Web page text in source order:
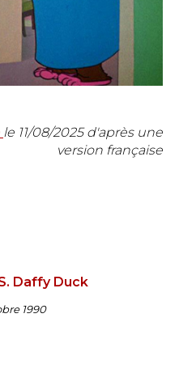
le 11/08/2025d'après une
version française
Daffy Duck
1990